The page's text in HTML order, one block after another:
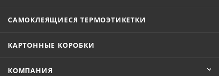
САМОКЛЕЯЩИЕСЯ ТЕРМОЭТИКЕТКИ
КАРТОННЫЕ КОРОБКИ
КОМПАНИЯ